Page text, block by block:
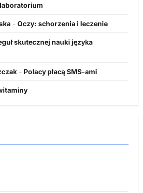
- Oczy: schorzenia i leczenie
skutecznej nauki języka
- Polacy płacą SMS-ami